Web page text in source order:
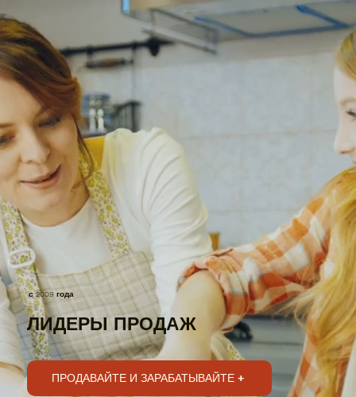
ПРОДАВАЙТЕ И ЗАРАБАТЫВАЙТЕ +
с 2009 года
ЛИДЕРЫ ПРОДАЖ